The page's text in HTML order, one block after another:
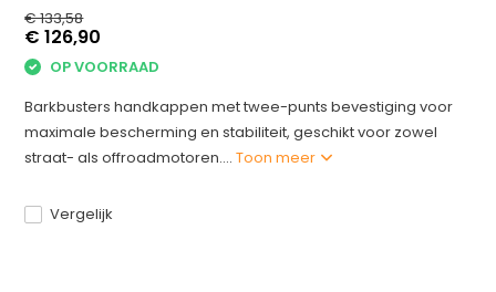
€ 133,58
€ 126,90
OP VOORRAAD
Barkbusters handkappen met twee-punts bevestiging voor
maximale bescherming en stabiliteit, geschikt voor zowel
straat- als offroadmotoren....Toon meer
Vergelijk